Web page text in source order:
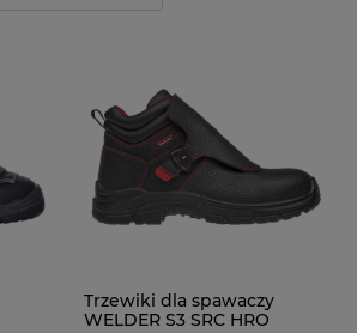
Trzewiki dla spawaczy
WELDER S3 SRC HRO